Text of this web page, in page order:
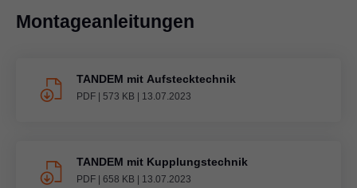
Montageanleitungen
TANDEM mit Aufstecktechnik
PDF | 573 KB | 13.07.2023
TANDEM mit Kupplungstechnik
PDF | 658 KB | 13.07.2023